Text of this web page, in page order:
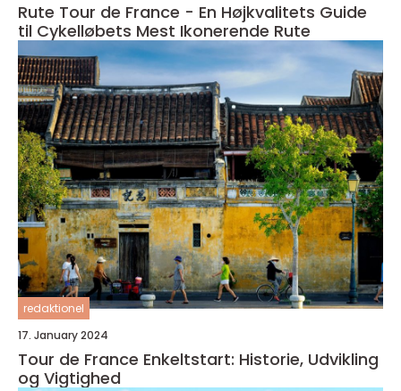
Rute Tour de France - En Højkvalitets Guide
til Cykelløbets Mest Ikonerende Rute
redaktionel
17. January 2024
Tour de France Enkeltstart: Historie, Udvikling
og Vigtighed